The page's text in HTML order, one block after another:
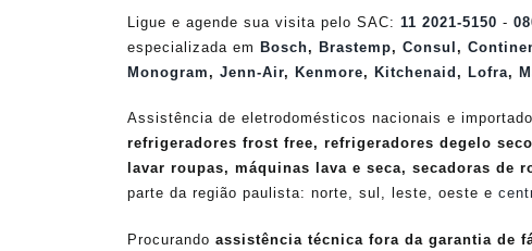
Ligue e agende sua visita pelo SAC: 11 2021-5150 -
especializada em Bosch, Brastemp, Consul ,
Monogram , Jenn-Air, Kenmore, Kitchenaid , Lofra,
Assistência de eletrodomésticos nacionais e
refrigeradores frost free, refrigeradores degelo
lavar roupas, máquinas lava e seca, secadoras de
parte da região paulista: norte, sul, leste, oeste e
Procurando assistência técnica fora da garantia de